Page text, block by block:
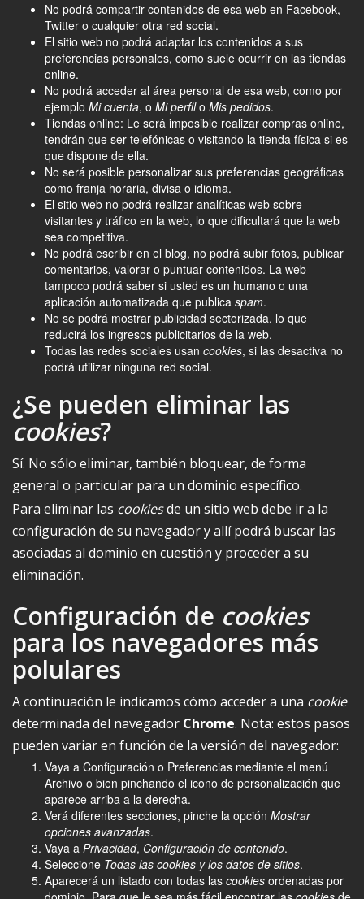
No podrá compartir contenidos de esa web en Facebook,
Twitter o cualquier otra red social.
El sitio web no podrá adaptar los contenidos a sus
preferencias personales, como suele ocurrir en las tiendas
online.
No podrá acceder al área personal de esa web, como por
ejemplo Mi cuenta, o Mi perfilo Mis pedidos.
Tiendas online: Le será imposible realizar compras online,
tendrán que ser telefónicas o visitando la tienda física si es
que dispone de ella.
No será posible personalizar sus preferencias geográficas
como franja horaria, divisa o idioma.
El sitio web no podrá realizar analíticas web sobre
visitantes y tráfico en la web, lo que dificultará que la web
sea competitiva.
No podrá escribir en el blog, no podrá subir fotos, publicar
comentarios, valorar o puntuar contenidos. La web
tampoco podrá saber si usted es un humano o una
aplicación automatizada que publica spam.
No se podrá mostrar publicidad sectorizada, lo que
reducirá los ingresos publicitarios de la web.
Todas las redes sociales usan cookies, si las desactiva no
podrá utilizar ninguna red social.
¿Se pueden eliminar las
cookies?
Sí. No sólo eliminar, también bloquear, de forma
general o particular para un dominio específico.
Para eliminar las cookiesde un sitio web debe ir a la
configuración de su navegador y allí podrá buscar las
asociadas al dominio en cuestión y proceder a su
eliminación.
Configuración de cookies
para los navegadores más
polulares
A continuación le indicamos cómo acceder a una cookie
determinada del navegador Chrome. Nota: estos pasos
pueden variar en función de la versión del navegador:
Vaya a Configuración o Preferencias mediante el menú
Archivo o bien pinchando el icono de personalización que
aparece arriba a la derecha.
Verá diferentes secciones, pinche la opción Mostrar
opciones avanzadas.
Vaya a Privacidad, Configuración de contenido.
Seleccione Todas las cookies y los datos de sitios.
Aparecerá un listado con todas las cookies ordenadas por